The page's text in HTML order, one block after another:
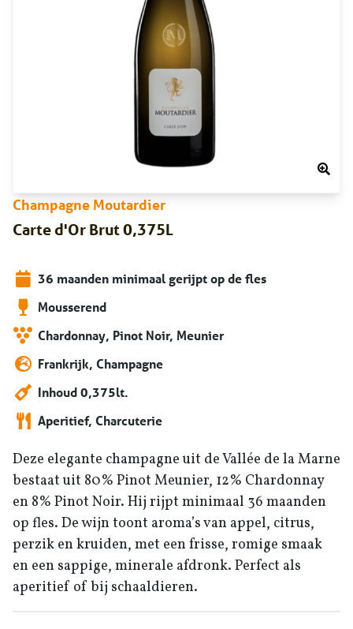
Champagne Moutardier
Carte d'Or Brut 0,375L
36 maanden minimaal gerijpt op de fles
Mousserend
Chardonnay, Pinot Noir, Meunier
Frankrijk, Champagne
Inhoud 0,375lt.
Aperitief, Charcuterie
Deze elegante champagne uit de Vallée de la Marne
bestaat uit 80% Pinot Meunier, 12% Chardonnay
en 8% Pinot Noir. Hij rijpt minimaal 36 maanden
op fles. De wijn toont aroma’s van appel, citrus,
perzik en kruiden, met een frisse, romige smaak
en een sappige, minerale afdronk. Perfect als
aperitief of bij schaaldieren.